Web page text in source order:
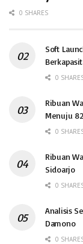
0 SHARES
Soft
0
Ribuan
Menuju
0
Ribuan
Sidoarjo
0
Analisis
Damono
0